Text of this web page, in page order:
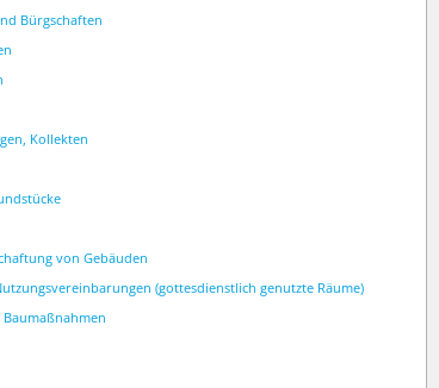
Bürgschaften
Kollekten
von Gebäuden
(gottesdienstlich genutzte Räume)
Baumaßnahmen